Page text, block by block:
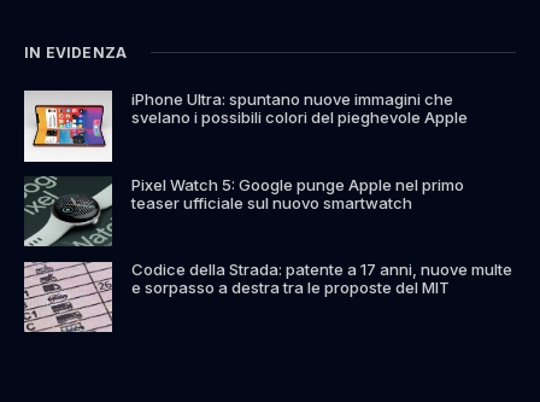
IN EVIDENZA
iPhone Ultra: spuntano nuove immagini che
svelano i possibili colori del pieghevole Apple
Pixel Watch 5: Google punge Apple nel primo
teaser ufficiale sul nuovo smartwatch
Codice della Strada: patente a 17 anni, nuove multe
e sorpasso a destra tra le proposte del MIT